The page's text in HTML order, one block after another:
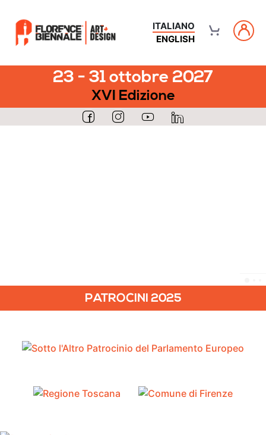
ITALIANO
ENGLISH
23 - 31 ottobre 2027
XVI Edizione
PATROCINI 2025